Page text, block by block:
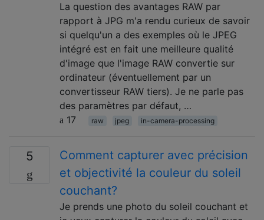
La question des avantages RAW par
rapport à JPG m'a rendu curieux de savoir
si quelqu'un a des exemples où le JPEG
intégré est en fait une meilleure qualité
d'image que l'image RAW convertie sur
ordinateur (éventuellement par un
convertisseur RAW tiers). Je ne parle pas
des paramètres par défaut, …
17
raw jpeg in-camera-processing
5
Comment capturer avec précision
et objectivité la couleur du soleil
couchant?
Je prends une photo du soleil couchant et